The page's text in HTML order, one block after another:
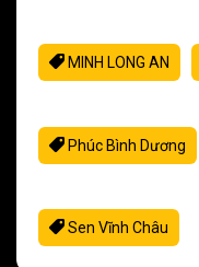
MINH LONG AN
Phúc Bình Dương
Sen Vĩnh Châu